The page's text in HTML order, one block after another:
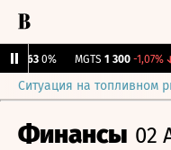
0% MGTS 1 300 -1,07%↓
Ситуация на топливном
Финансы 02